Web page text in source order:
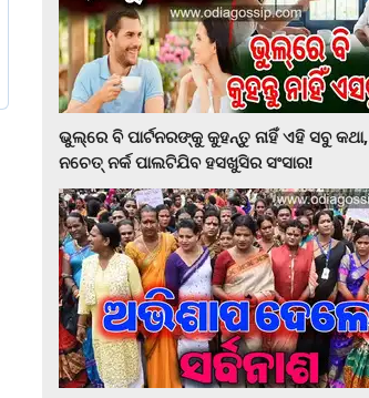
ଭୁଲ୍‌ରେ ବି ପାର୍ଟନରଙ୍କୁ କୁହନ୍ତୁ ନାହିଁ ଏହି ସବୁ କଥା,
ନଚେତ୍‌ ନର୍କ ପାଲଟିଯିବ ହସଖୁସିର ସଂସାର!